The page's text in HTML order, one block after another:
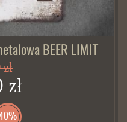
BEER LIMIT
zł